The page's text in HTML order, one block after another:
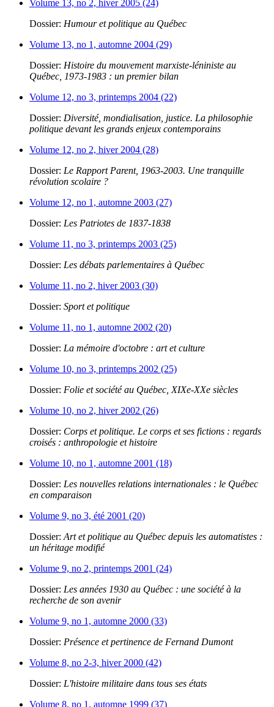
Volume 13, no 2, hiver 2005 (24)
Dossier: Humour et politique au Québec
Volume 13, no 1, automne 2004 (29)
Dossier: Histoire du mouvement marxiste-léniniste au
Québec, 1973-1983 : un premier bilan
Volume 12, no 3, printemps 2004 (22)
Dossier: Diversité, mondialisation, justice. La philosophie
politique devant les grands enjeux contemporains
Volume 12, no 2, hiver 2004 (28)
Dossier: Le Rapport Parent, 1963-2003. Une tranquille
révolution scolaire ?
Volume 12, no 1, automne 2003 (27)
Dossier: Les Patriotes de 1837-1838
Volume 11, no 3, printemps 2003 (25)
Dossier: Les débats parlementaires à Québec
Volume 11, no 2, hiver 2003 (30)
Dossier: Sport et politique
Volume 11, no 1, automne 2002 (20)
Dossier: La mémoire d'octobre : art et culture
Volume 10, no 3, printemps 2002 (25)
Dossier: Folie et société au Québec, XIXe-XXe siècles
Volume 10, no 2, hiver 2002 (26)
Dossier: Corps et politique. Le corps et ses fictions : regards
croisés : anthropologie et histoire
Volume 10, no 1, automne 2001 (18)
Dossier: Les nouvelles relations internationales : le Québec
en comparaison
Volume 9, no 3, été 2001 (20)
Dossier: Art et politique au Québec depuis les automatistes :
un héritage modifié
Volume 9, no 2, printemps 2001 (24)
Dossier: Les années 1930 au Québec : une société à la
recherche de son avenir
Volume 9, no 1, automne 2000 (33)
Dossier: Présence et pertinence de Fernand Dumont
Volume 8, no 2-3, hiver 2000 (42)
Dossier: L'histoire militaire dans tous ses états
Volume 8, no 1, automne 1999 (37)